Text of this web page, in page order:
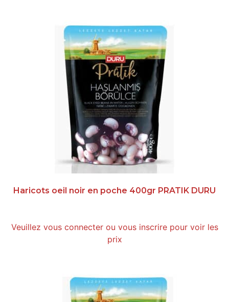
Haricots oeil noir en poche 400gr PRATIK DURU
Veuillez vous connecter ou vous inscrire pour voir les
prix